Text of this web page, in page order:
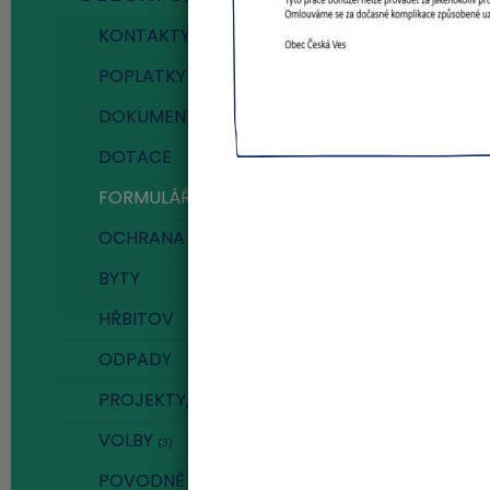
KONTAKTY
POPLATKY
DOKUMENTY ÚŘADU
DOTACE
FORMULÁŘE
OCHRANA OSOBNÍCH ÚDAJŮ
BYTY
HŘBITOV
ODPADY
VOLBY (3)